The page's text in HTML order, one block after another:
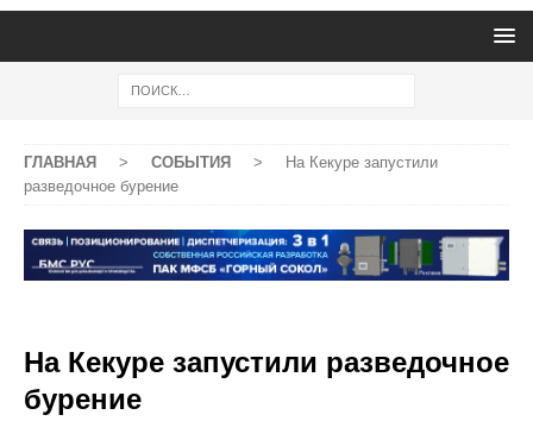
ГЛАВНАЯ > СОБЫТИЯ >
На Кекуре запустили
разведочное бурение
На Кекуре запустили разведочное
бурение